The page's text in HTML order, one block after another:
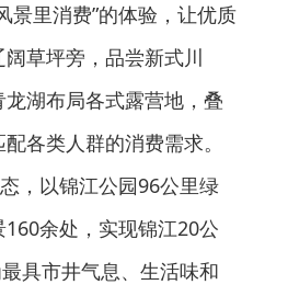
景里消费”的体验，让优质
草坪旁，品尝新式川
湖布局各式露营地，叠
各类人群的消费需求。
，以锦江公园96公里绿
余处，实现锦江20公
具市井气息、生活味和